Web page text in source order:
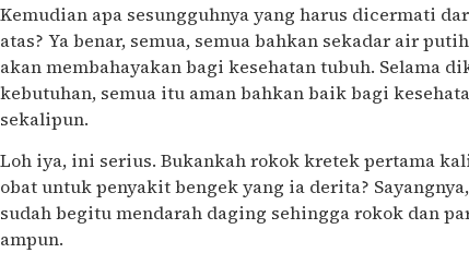
Kemudian apa sesungguhnya yang harus dicermati
atas? Ya benar, semua, semua bahkan sekadar air
akan membahayakan bagi kesehatan tubuh. Selama
kebutuhan, semua itu aman bahkan baik bagi
sekalipun.
Loh iya, ini serius. Bukankah rokok kretek pertama
obat untuk penyakit bengek yang ia derita?
sudah begitu mendarah daging sehingga rokok dan
ampun.